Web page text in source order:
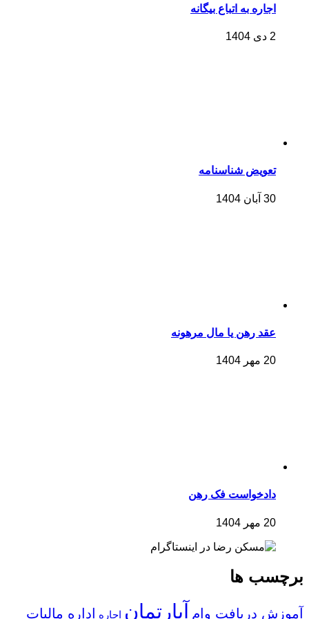
اجاره به اتباع بیگانه
2 دی 1404
تعویض شناسنامه
30 آبان 1404
عقد رهن یا مال مرهونه
20 مهر 1404
دادخواست فک رهن
20 مهر 1404
برچسب ها
آموزش دریافت وام آپارتمان اجاره اداره مالیات